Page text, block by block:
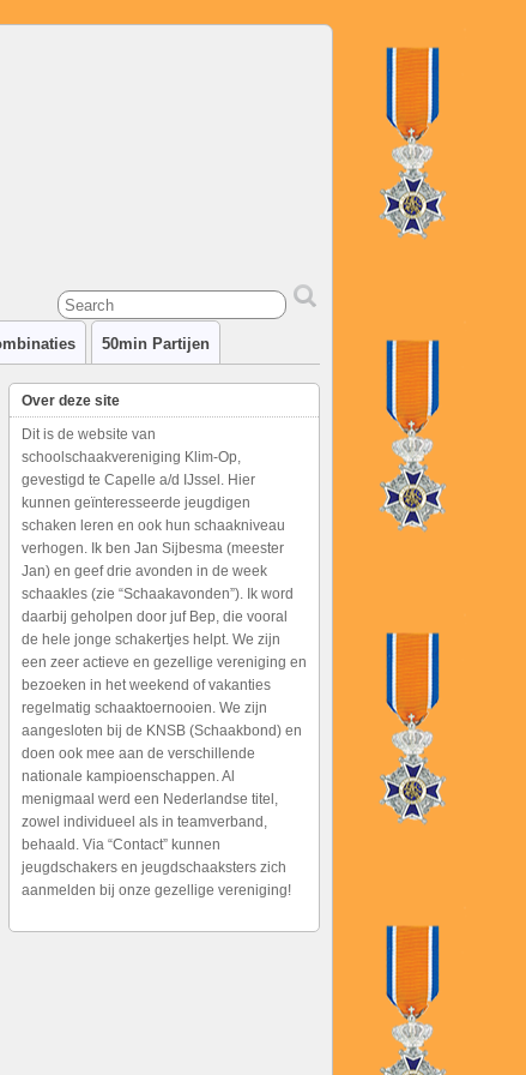
50min Partijen
Over deze site
Dit is de website van
schoolschaakvereniging Klim-Op,
gevestigd te Capelle a/d IJssel. Hier
kunnen geïnteresseerde jeugdigen
schaken leren en ook hun schaakniveau
verhogen. Ik ben Jan Sijbesma (meester
Jan) en geef drie avonden in de week
schaakles (zie “Schaakavonden”). Ik word
daarbij geholpen door juf Bep, die vooral
de hele jonge schakertjes helpt. We zijn
een zeer actieve en gezellige vereniging en
bezoeken in het weekend of vakanties
regelmatig schaaktoernooien. We zijn
aangesloten bij de KNSB (Schaakbond) en
doen ook mee aan de verschillende
nationale kampioenschappen. Al
menigmaal werd een Nederlandse titel,
zowel individueel als in teamverband,
behaald. Via “Contact” kunnen
jeugdschakers en jeugdschaaksters zich
aanmelden bij onze gezellige vereniging!